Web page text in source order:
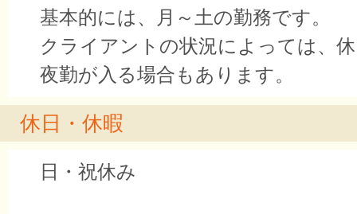
基本的には、月～土の勤務です。
クライアントの状況によっては、
夜勤が入る場合もあります。
休日・休暇
日・祝休み